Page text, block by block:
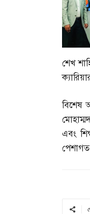
শেখ
বিশেষ
এবং